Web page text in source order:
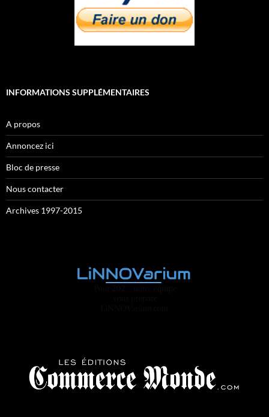
INFORMATIONS SUPPLÉMENTAIRES
A propos
Annoncez ici
Bloc de presse
Nous contacter
Archives 1997-2015